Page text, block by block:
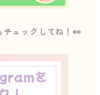
チェックしてね！👀